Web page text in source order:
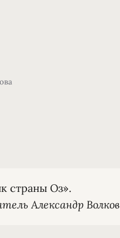
Александр Волков